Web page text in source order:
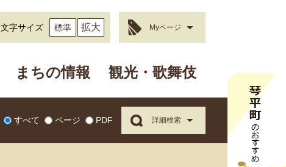
文字サイズ 標準 拡大 Myページ
まちの情報 観光・歌舞伎
すべて ページ PDF 詳細検索